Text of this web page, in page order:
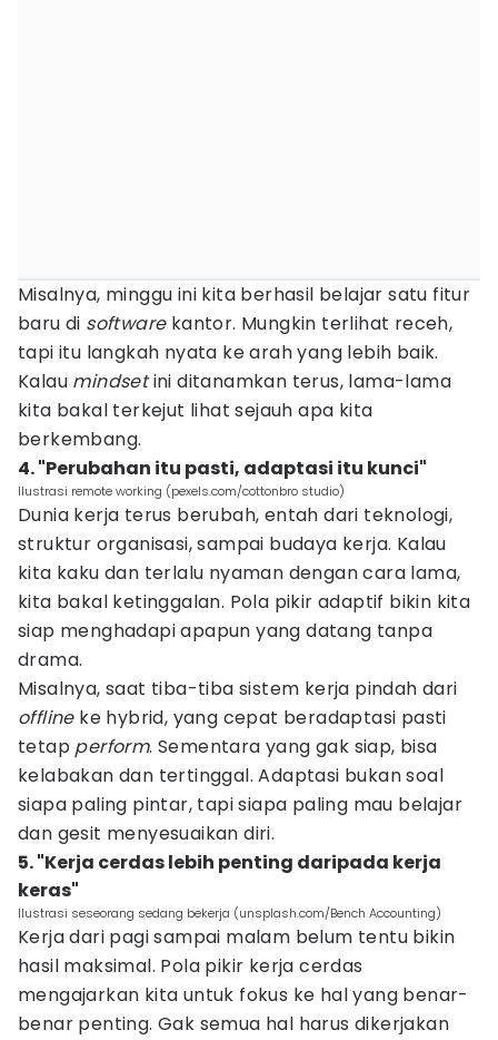
Misalnya, minggu ini kita berhasil belajar satu fitur
baru di softwarekantor. Mungkin terlihat receh,
tapi itu langkah nyata ke arah yang lebih baik.
Kalau mindsetini ditanamkan terus, lama-lama
kita bakal terkejut lihat sejauh apa kita
berkembang.
4. "Perubahan itu pasti, adaptasi itu kunci"
Ilustrasi remote working (pexels.com/cottonbro studio)
Dunia kerja terus berubah, entah dari teknologi,
struktur organisasi, sampai budaya kerja. Kalau
kita kaku dan terlalu nyaman dengan cara lama,
kita bakal ketinggalan. Pola pikir adaptif bikin kita
siap menghadapi apapun yang datang tanpa
drama.
Misalnya, saat tiba-tiba sistem kerja pindah dari
offlineke hybrid, yang cepat beradaptasi pasti
tetap perform. Sementara yang gak siap, bisa
kelabakan dan tertinggal. Adaptasi bukan soal
siapa paling pintar, tapi siapa paling mau belajar
dan gesit menyesuaikan diri.
5. "Kerja cerdas lebih penting daripada kerja
keras"
Ilustrasi seseorang sedang bekerja (unsplash.com/Bench Accounting)
Kerja dari pagi sampai malam belum tentu bikin
hasil maksimal. Pola pikir kerja cerdas
mengajarkan kita untuk fokus ke hal yang benar-
benar penting. Gak semua hal harus dikerjakan